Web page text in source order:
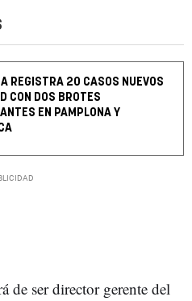
REGISTRA 20 CASOS NUEVOS
CON DOS BROTES
EN PAMPLONA Y
de ser director gerente del